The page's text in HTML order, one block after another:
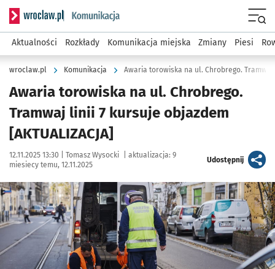
Serwis informacyjny wroclaw.pl podserwis: Komunikacja
Aktualności Rozkłady Komunikacja miejska Zmiany Piesi
wroclaw.pl Komunikacja Awaria torowiska na ul. Chrobrego.
Awaria torowiska na ul. Chrobrego.
Tramwaj linii 7 kursuje objazdem
[AKTUALIZACJA]
Data publikacji:
12.11.2025 13:30 | Autor:
Tomasz Wysocki aktualizacja: 9
miesiecy temu, 12.11.2025
Udostępnijartykuł
Kliknij, aby zobaczyć galerię